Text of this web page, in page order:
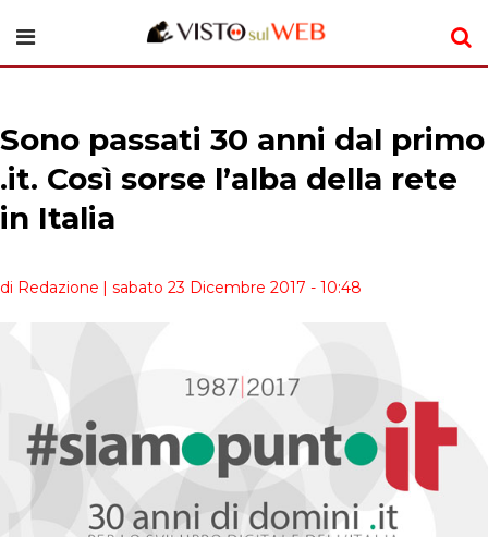
Sono passati 30 anni dal primo
.it. Così sorse l’alba della rete
in Italia
di Redazione | sabato 23 Dicembre 2017 - 10:48